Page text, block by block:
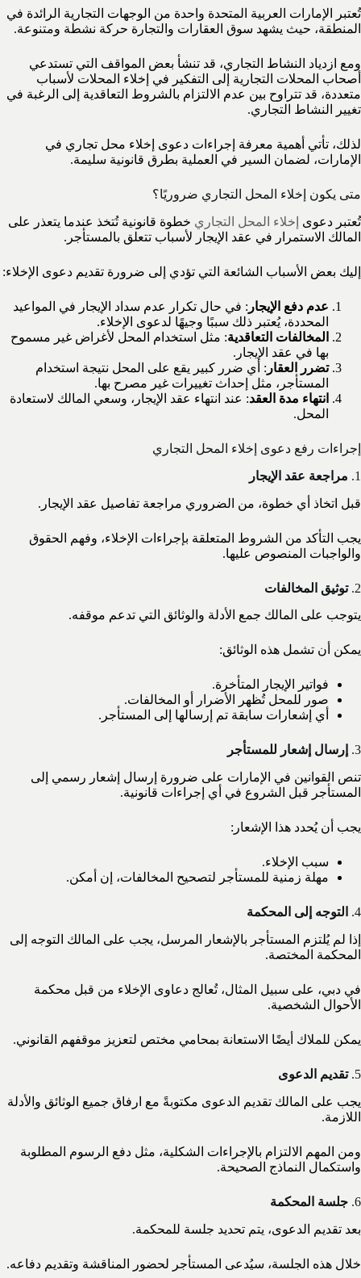
تُعتبر الإمارات العربية المتحدة واحدة من الوجهات التجارية الرائدة في
المنطقة، حيث يشهد سوق العقارات والتجارة حركة نشطة ومتنوعة.
ومع ازدياد النشاط التجاري، قد تنشأ بعض المواقف التي تستدعي
أصحاب المحلات التجارية إلى التفكير في إخلاء المحلات لأسباب
متعددة، قد تتراوح بين عدم الالتزام بالشروط التعاقدية إلى الرغبة في
تغيير النشاط التجاري.
لذلك، تأتي أهمية معرفة إجراءات دعوى إخلاء محل تجاري في
الإمارات، لضمان السير في العملية بطرق قانونية سليمة.
متى يكون إخلاء المحل التجاري ضروريًا؟
تُعتبر دعوى إخلاء المحل التجاري خطوة قانونية تُتخذ عندما يتعذر على
المالك الاستمرار في عقد الإيجار لأسباب تتعلق بالمستأجر.
إليك بعض الأسباب الشائعة التي تؤدي إلى ضرورة تقديم دعوى الإخلاء:
عدم دفع الإيجار : في حال تكرار عدم سداد الإيجار في المواعيد
المحددة، يُعتبر ذلك سببًا وجيهًا لدعوى الإخلاء.
المخالفات التعاقدية: مثل استخدام المحل لأغراض غير مسموح
بها في عقد الإيجار.
تضرر العقار : أي ضرر كبير يقع على المحل نتيجة استخدام
المستأجر، مثل إحداث تغييرات غير مصرح بها.
انتهاء مدة العقد: عند انتهاء عقد الإيجار، وسعي المالك لاستعادة
المحل.
إجراءات رفع دعوى إخلاء المحل التجاري
1. مراجعة عقد الإيجار
قبل اتخاذ أي خطوة، من الضروري مراجعة تفاصيل عقد الإيجار.
يجب التأكد من الشروط المتعلقة بإجراءات الإخلاء، وفهم الحقوق
والواجبات المنصوص عليها.
2. توثيق المخالفات
يتوجب على المالك جمع الأدلة والوثائق التي تدعم موقفه.
يمكن أن تشمل هذه الوثائق:
فواتير الإيجار المتأخرة.
صور للمحل تُظهر الأضرار أو المخالفات.
أي إشعارات سابقة تم إرسالها إلى المستأجر.
3. إرسال إشعار للمستأجر
تنص القوانين في الإمارات على ضرورة إرسال إشعار رسمي إلى
المستأجر قبل الشروع في أي إجراءات قانونية.
يجب أن يُحدد هذا الإشعار:
سبب الإخلاء.
مهلة زمنية للمستأجر لتصحيح المخالفات، إن أمكن.
4.
التوجه إلى المحكمة
إذا لم يُلتزم المستأجر بالإشعار المرسل، يجب على المالك التوجه إلى
المحكمة المختصة.
في دبي، على سبيل المثال، تُعالج دعاوى الإخلاء من قبل محكمة
الأحوال الشخصية.
يمكن للملاك أيضًا الاستعانة بمحامي مختص لتعزيز موقفهم القانوني.
5. تقديم الدعوى
يجب على المالك تقديم الدعوى مكتوبةً مع ارفاق جميع الوثائق والأدلة
اللازمة.
ومن المهم الالتزام بالإجراءات الشكلية، مثل دفع الرسوم المطلوبة
واستكمال النماذج الصحيحة.
6. جلسة المحكمة
بعد تقديم الدعوى، يتم تحديد جلسة للمحكمة.
خلال هذه الجلسة، سيُدعى المستأجر لحضور المناقشة وتقديم دفاعه.